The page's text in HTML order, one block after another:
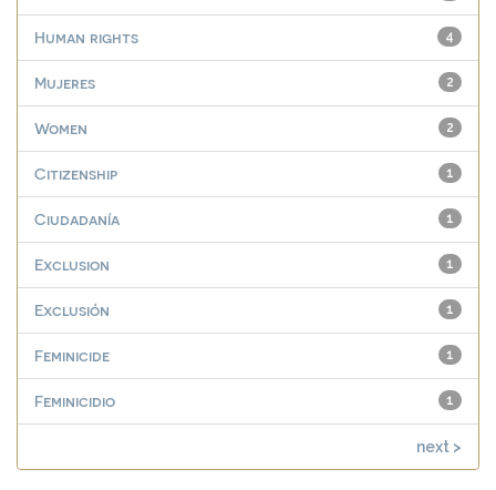
4
Human rights
2
Mujeres
2
Women
1
Citizenship
1
Ciudadanía
1
Exclusion
1
Exclusión
1
Feminicide
1
Feminicidio
next >